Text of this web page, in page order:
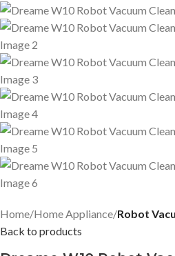
Home Home Appliance Robot
Back to products